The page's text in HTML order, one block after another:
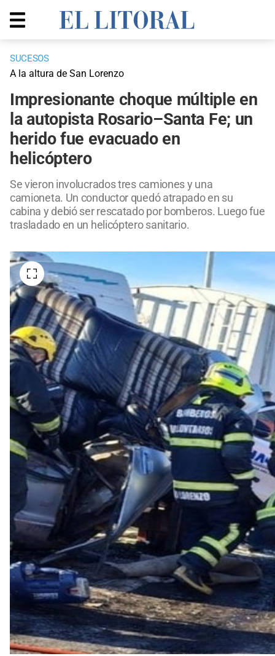
SUCESOS
A la altura de San Lorenzo
Impresionante choque múltiple en
la autopista Rosario–Santa Fe; un
herido fue evacuado en
helicóptero
Se vieron involucrados tres camiones y una
camioneta. Un conductor quedó atrapado en su
cabina y debió ser rescatado por bomberos. Luego fue
trasladado en un helicóptero sanitario.